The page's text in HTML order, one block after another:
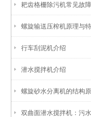
耙齿格栅除污机常见故
螺旋输送压榨机原理与
行车刮泥机介绍
潜水搅拌机介绍
螺旋砂水分离机的结构
双曲面潜水搅拌机：污